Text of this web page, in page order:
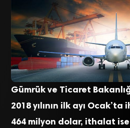
Gümrük ve Ticaret
2018 yılının ilk ayı
464 milyon dolar, ithalat